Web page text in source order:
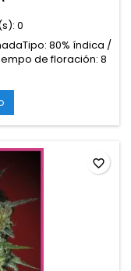
0
80% índica /
de floración: 8
450-550
g/planta (lista a
en interior; hasta
Dulces y...
favorite_border